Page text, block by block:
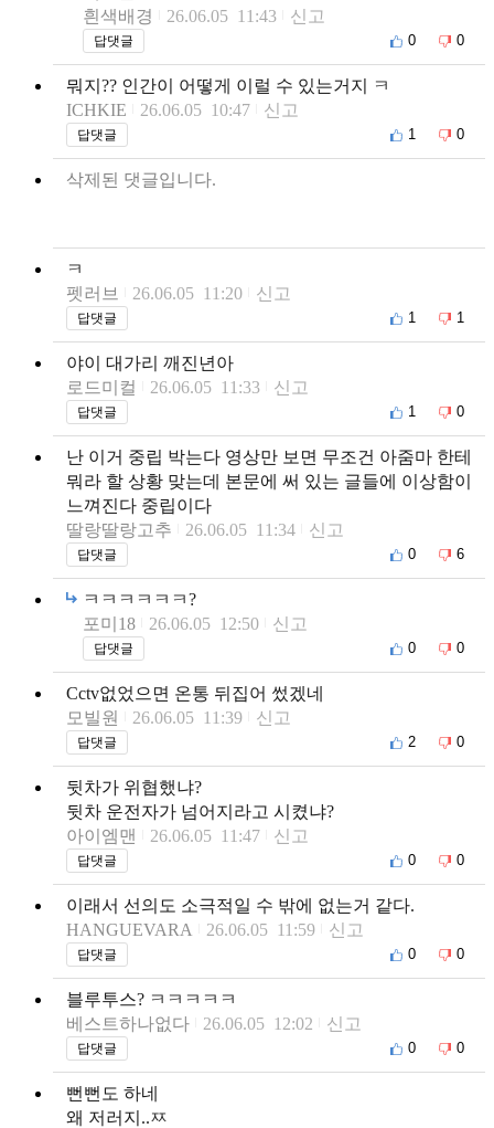
흰색배경
26.06.05 11:43 신고
답댓글 0 0
뭐지?? 인간이 어떻게 이럴 수 있는거지 ㅋ
ICHKIE
26.06.05 10:47 신고
답댓글 1 0
삭제된 댓글입니다.
ㅋ
펫러브
26.06.05 11:20 신고
답댓글 1 1
야이 대가리 깨진년아
로드미컬
26.06.05 11:33 신고
답댓글 1 0
난 이거 중립 박는다 영상만 보면 무조건 아줌마 한테
뭐라 할 상황 맞는데 본문에 써 있는 글들에 이상함이
느껴진다 중립이다
딸랑딸랑고추
26.06.05 11:34 신고
답댓글 0 6
ㅋㅋㅋㅋㅋㅋ?
포미18
26.06.05 12:50 신고
답댓글 0 0
Cctv없었으면 온통 뒤집어 썼겠네
모빌원
26.06.05 11:39 신고
답댓글 2 0
뒷차가 위협했냐?
뒷차 운전자가 넘어지라고 시켰냐?
아이엠맨
26.06.05 11:47 신고
답댓글 0 0
이래서 선의도 소극적일 수 밖에 없는거 같다.
HANGUEVARA
26.06.05 11:59 신고
답댓글 0 0
블루투스? ㅋㅋㅋㅋㅋ
베스트하나없다
26.06.05 12:02 신고
답댓글 0 0
뻔뻔도 하네
왜 저러지..ㅉ